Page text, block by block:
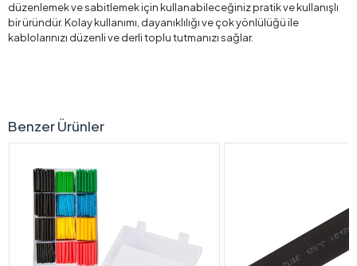
düzenlemek ve sabitlemek için kullanabileceğiniz pratik ve kullanışlı
bir üründür. Kolay kullanımı, dayanıklılığı ve çok yönlülüğü ile
kablolarınızı düzenli ve derli toplu tutmanızı sağlar.
Benzer Ürünler